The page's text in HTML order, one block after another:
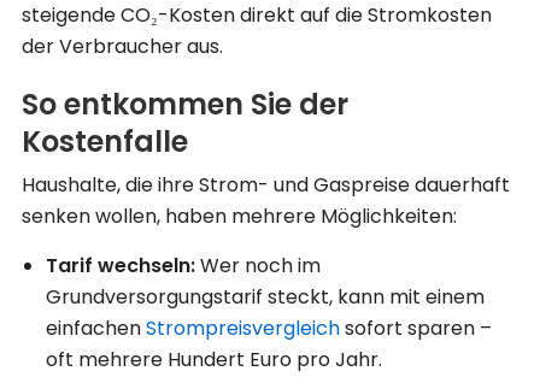
steigende CO₂-Kosten direkt auf die Stromkosten
der Verbraucher aus.
So entkommen Sie der
Kostenfalle
Haushalte, die ihre Strom- und Gaspreise dauerhaft
senken wollen, haben mehrere Möglichkeiten:
Tarif wechseln:Wer noch im
Grundversorgungstarif steckt, kann mit einem
einfachenStrompreisvergleichsofort sparen –
oft mehrere Hundert Euro pro Jahr.